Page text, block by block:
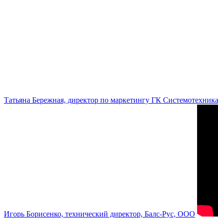
Татьяна Бережная, директор по маркетингу ГК Системотехника
Игорь Борисенко, технический директор, Балс-Рус, ООО